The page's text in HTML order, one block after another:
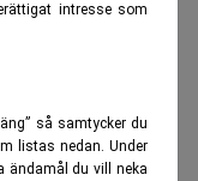
intresse som
så samtycker du
listas nedan. Under
ändamål du vill neka